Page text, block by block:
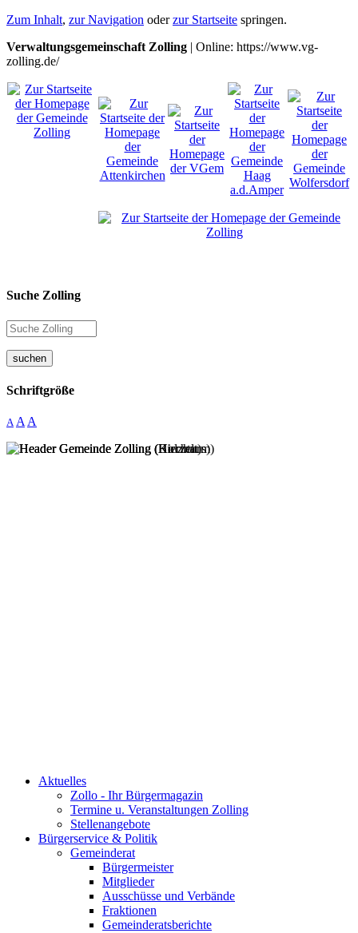
Zum Inhalt, zur Navigation oderzur Startseite springen.
Verwaltungsgemeinschaft Zolling | Online: https://www.vg-
zolling.de/
Suche Zolling
suchen
Schriftgröße
A A A
Aktuelles
Zollo - Ihr Bürgermagazin
Termine u. Veranstaltungen Zolling
Stellenangebote
Bürgerservice & Politik
Gemeinderat
Bürgermeister
Mitglieder
Ausschüsse und Verbände
Fraktionen
Gemeinderatsberichte